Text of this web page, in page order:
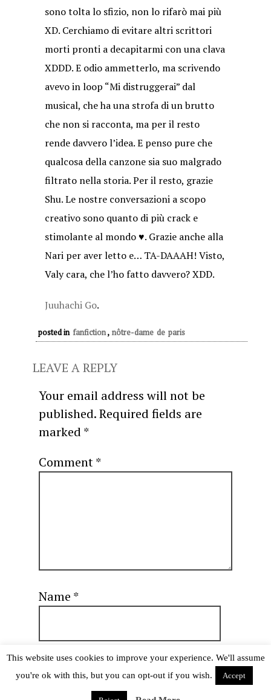
sono tolta lo sfizio, non lo rifarò mai più
XD. Cerchiamo di evitare altri scrittori
morti pronti a decapitarmi con una clava
XDDD. E odio ammetterlo, ma scrivendo
avevo in loop “Mi distruggerai” dal
musical, che ha una strofa di un brutto
che non si racconta, ma per il resto
rende davvero l’idea. E penso pure che
qualcosa della canzone sia suo malgrado
filtrato nella storia. Per il resto, grazie
Shu. Le nostre conversazioni a scopo
creativo sono quanto di più crack e
stimolante al mondo ♥. Grazie anche alla
Nari per aver letto e… TA-DAAAH! Visto,
Valy cara, che l’ho fatto davvero? XDD.
Juuhachi Go.
posted in fanfiction, nôtre-dame de paris
LEAVE A REPLY
Your email address will not be
published.Required fields are
marked *
Comment*
Name *
Email*
This website uses cookies to improve your experience. We'll assume
you're ok with this, but you can opt-out if you wish.
Accept